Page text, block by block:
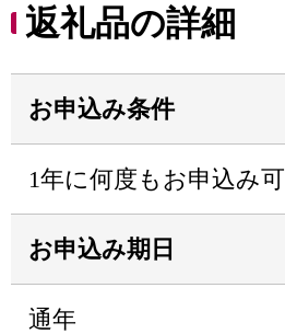
返礼品の詳細
お申込み条件
1年に何度もお申込み可
お申込み期日
通年